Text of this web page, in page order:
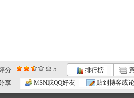
分 5 排行榜
享
MSN或QQ好友 贴到博客或